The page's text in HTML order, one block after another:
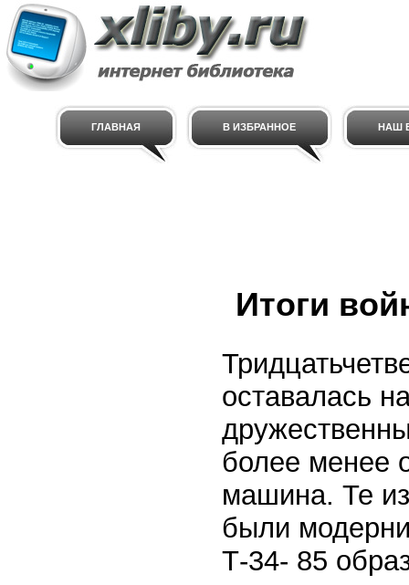
ГЛАВНАЯ В ИЗБРАННОЕ НАШ
Итоги
оставалась
более менее
машина. Те
были
Т-34- 85